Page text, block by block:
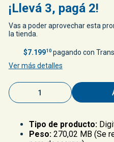
¡Llevá 3, pagá 2!
Vas a poder aprovechar esta
la tienda.
$7.19910pagando con
Ver más detalles
Tipo de producto:
Peso: 270,02 MB (Se